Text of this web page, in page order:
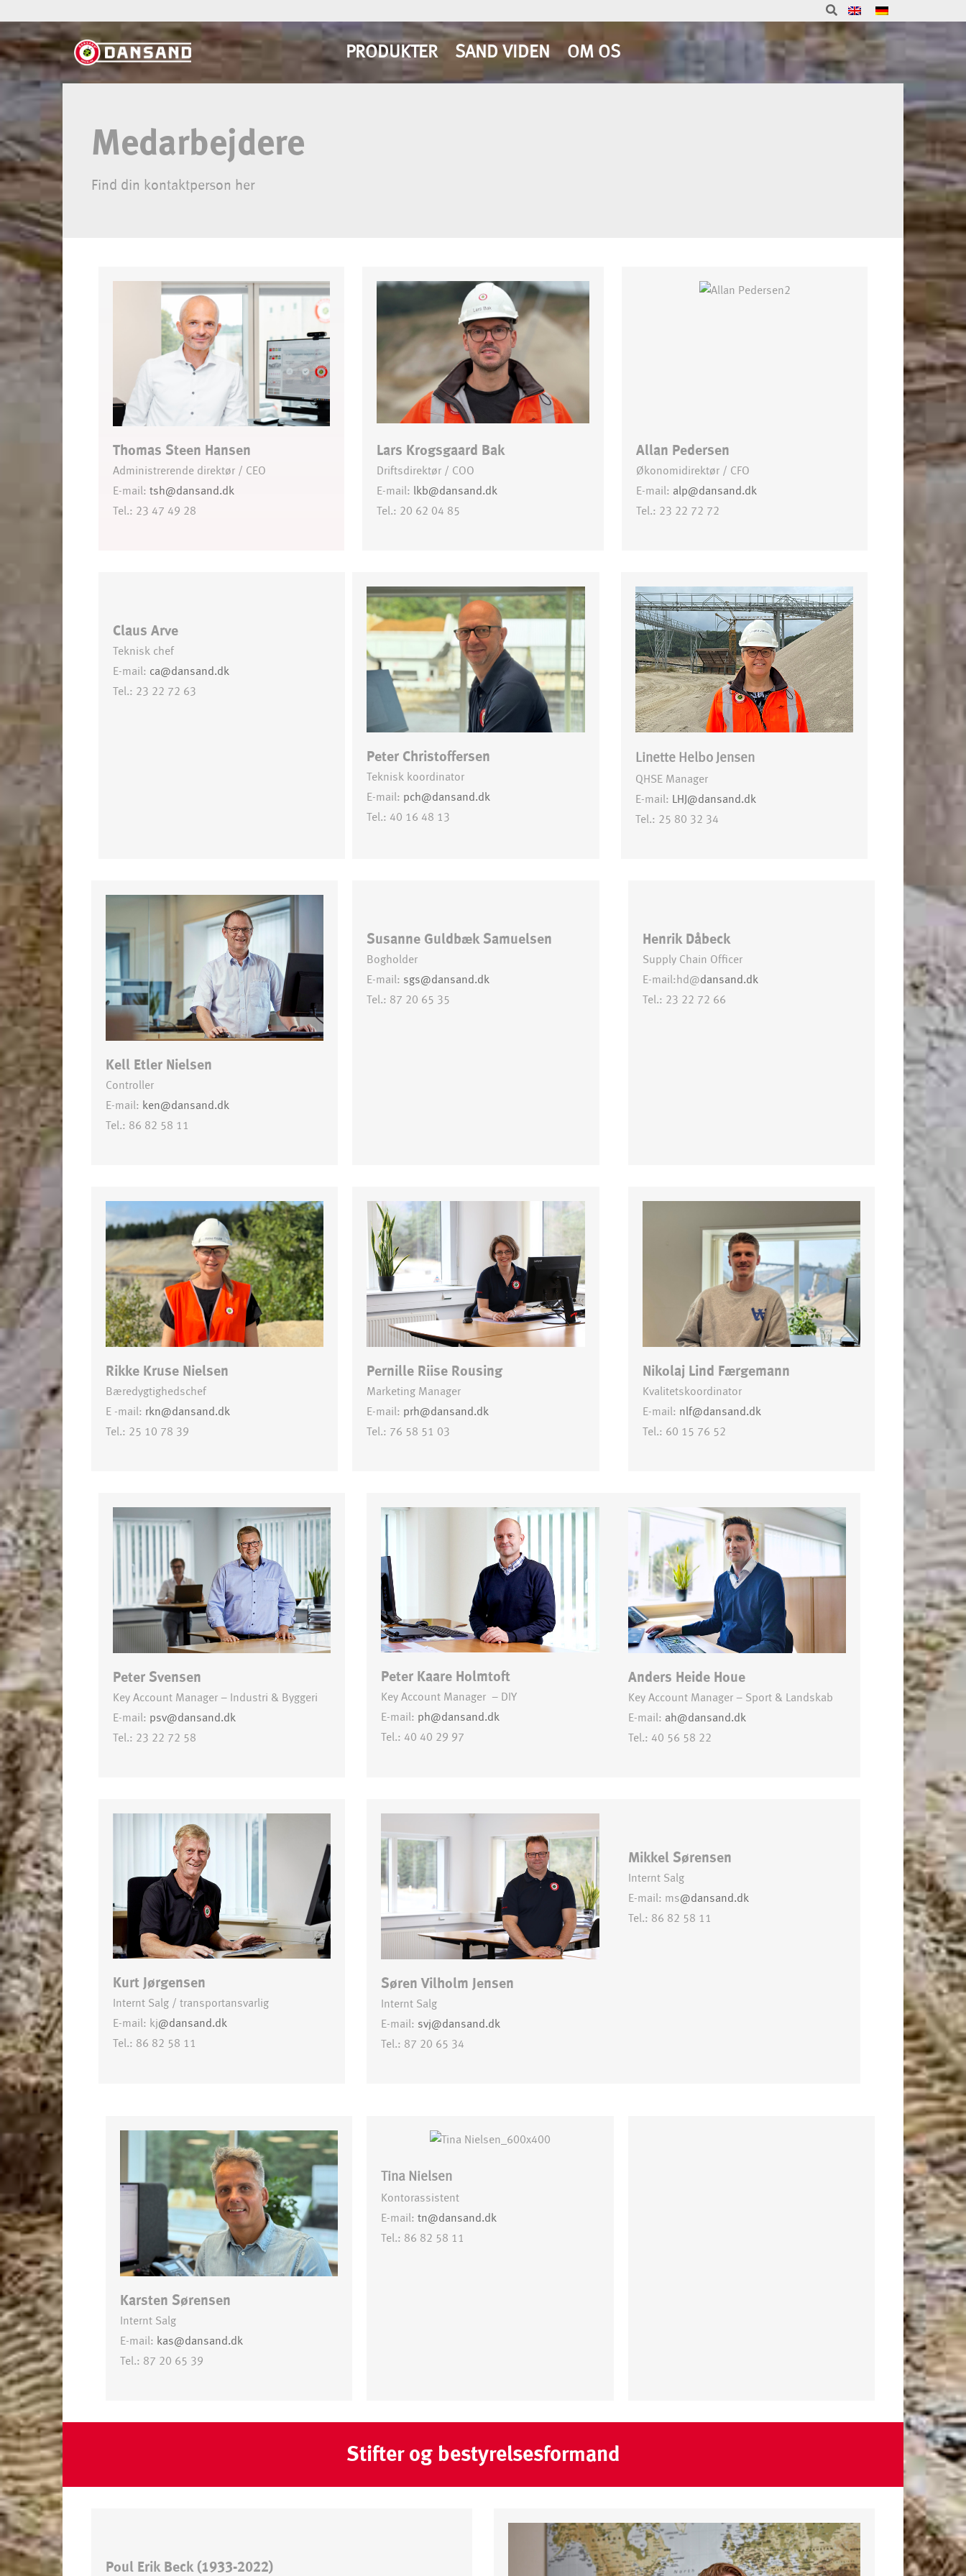
PRODUKTER SAND VIDEN OM OS
Medarbejdere
Find din kontaktperson her
Thomas Steen Hansen
Administrerende direktør / CEO
E-mail: tsh@dansand.dk
Tel.: 23 47 49 28
Lars Krogsgaard Bak
Driftsdirektør / COO
E-mail:
lkb@dansand.dk
Tel.: 20 62 04 85
Allan Pedersen
Økonomidirektør / CFO
E-mail: alp@dansand.dk
Tel.: 23 22 72 72
Claus Arve
Teknisk chef
E-mail: ca@dansand.dk
Tel.: 23 22 72 63
Peter Christoffersen
Teknisk koordinator
E-mail: pch@dansand.dk
Tel.: 40 16 48 13
Linette Helbo Jensen
QHSE Manager
E-mail:
LHJ@dansand.dk
Tel.: 25 80 32 34
Kell Etler Nielsen
Controller
E-mail: ken@dansand.dk
Tel.: 86 82 58 11
Susanne Guldbæk Samuelsen
Bogholder
E-mail: sgs@dansand.dk
Tel.: 87 20 65 35
Henrik Dåbeck
Supply Chain Officer
E-mail:hd@dansand.dk
Tel.: 23 22 72 66
Rikke Kruse Nielsen
Bæredygtighedschef
E -mail: rkn@dansand.dk
Tel.: 25 10 78 39
Pernille Riise Rousing
Marketing Manager
E-mail: prh@dansand.dk
Tel.: 76 58 51 03
Nikolaj Lind Færgemann
Kvalitetskoordinator
E-mail: nlf@dansand.dk
Tel.: 60 15 76 52
Peter Svensen
Key Account Manager – Industri & Byggeri
E-mail: psv@dansand.dk
Tel.: 23 22 72 58
Peter Kaare Holmtoft
Key Account Manager – DIY
E-mail: ph@dansand.dk
Tel.: 40 40 29 97
Anders Heide Houe
Key Account Manager – Sport & Landskab
E-mail: ah@dansand.dk
Tel.: 40 56 58 22
Kurt Jørgensen
Internt Salg / transportansvarlig
E-mail: kj@dansand.dk
Tel.: 86 82 58 11
Søren Vilholm Jensen
Internt Salg
E-mail: svj@dansand.dk
Tel.: 87 20 65 34
Mikkel Sørensen
Internt Salg
E-mail: ms@dansand.dk
Tel.: 86 82 58 11
Karsten Sørensen
Internt Salg
E-mail: kas@dansand.dk
Tel.: 87 20 65 39
Tina Nielsen
Kontorassistent
E-mail:tn@dansand.dk
Tel.: 86 82 58 11
Stifter og bestyrelsesformand
Poul Erik Beck (1933-2022)